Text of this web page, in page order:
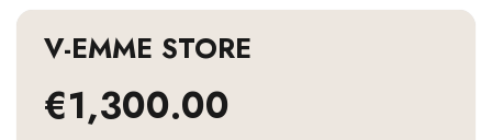
V-EMME STORE
€1,300.00